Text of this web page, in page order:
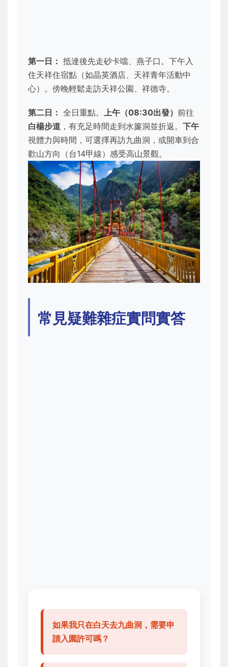
第一日： 抵達後先走砂卡噹、燕子口。下午入
住天祥住宿點（如晶英酒店、天祥青年活動中
心）。傍晚輕鬆走訪天祥公園、祥德寺。
第二日： 全日重點。 上午（08:30出發） 前往
白楊步道 ，有充足時間走到水簾洞並折返。 下午
視體力與時間，可選擇再訪九曲洞，或開車到合
歡山方向（台14甲線）感受高山景觀。
常見疑難雜症實問實答
如果我只在白天去九曲洞，需要申
請入園許可嗎？